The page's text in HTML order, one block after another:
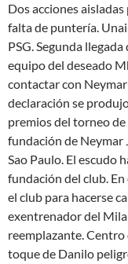
Dos acciones
falta de puntería.
PSG. Segunda
equipo del deseado
contactar con
declaración se
premios del torneo
fundación de Neymar
Sao Paulo. El escudo
fundación del club.
el club para hacerse
exentrenador del
reemplazante. Centro
toque de Danilo